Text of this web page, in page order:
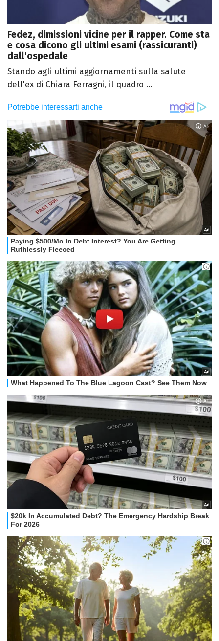
Fedez, dimissioni vicine per il rapper. Come sta
e cosa dicono gli ultimi esami (rassicuranti)
dall'ospedale
Stando agli ultimi aggiornamenti sulla salute
dell'ex di Chiara Ferragni, il quadro ...